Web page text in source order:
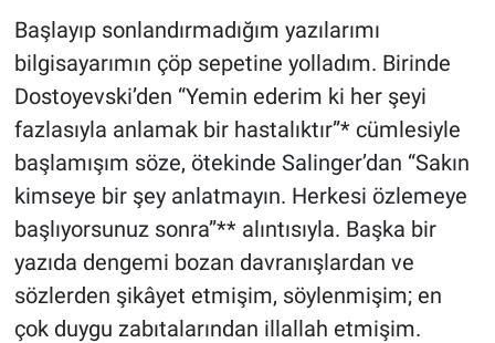
Başlayıp sonlandırmadığım yazılarımı
bilgisayarımın çöp sepetine yolladım. Birinde
Dostoyevski’den “Yemin ederim ki her şeyi
fazlasıyla anlamak bir hastalıktır”* cümlesiyle
başlamışım söze, ötekinde Salinger’dan “Sakın
kimseye bir şey anlatmayın. Herkesi özlemeye
başlıyorsunuz sonra”** alıntısıyla. Başka bir
yazıda dengemi bozan davranışlardan ve
sözlerden şikâyet etmişim, söylenmişim; en
çok duygu zabıtalarından illallah etmişim.
Gün Bitiyor
Gün Ortası
Gündem Özel
Günün görüntüsü
Haber
İlan